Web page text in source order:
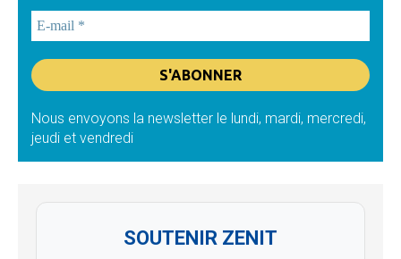
Nous envoyons la newsletter le lundi, mardi, mercredi,
jeudi et vendredi
SOUTENIR ZENIT